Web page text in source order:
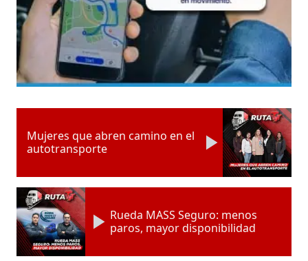
Mujeres que abren camino en el
autotransporte
Rueda MASS Seguro: menos
paros, mayor disponibilidad